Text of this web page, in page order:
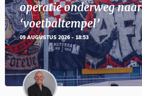
operatie onderweg naar
‘voetbaltempel’
09 AUGUSTUS 2026 - 18:53